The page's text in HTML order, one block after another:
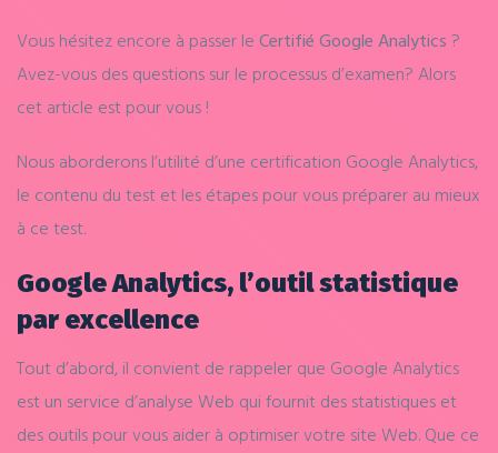
Vous hésitez encore à passer le Certifié Google Analytics ?
Avez-vous des questions sur le processus d’examen? Alors
cet article est pour vous !
Nous aborderons l’utilité d’une certification Google Analytics,
le contenu du test et les étapes pour vous préparer au mieux
à ce test.
Google Analytics, l’outil statistique
par excellence
Tout d’abord, il convient de rappeler que Google Analytics
est un service d’analyse Web qui fournit des statistiques et
des outils pour vous aider à optimiser votre site Web. Que ce